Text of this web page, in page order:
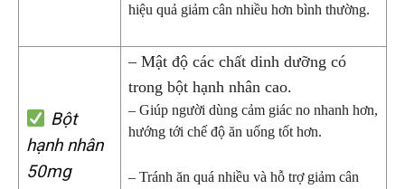
hiệu quả giảm cân nhiều hơn bình thường.
Bột
hạnh nhân
50mg
– Mật độ các chất dinh dưỡng có
trong bột hạnh nhân cao.
– Giúp người dùng cảm giác no nhanh hơn,
hướng tới chế độ ăn uống tốt hơn.
– Tránh ăn quá nhiều và hỗ trợ giảm cân